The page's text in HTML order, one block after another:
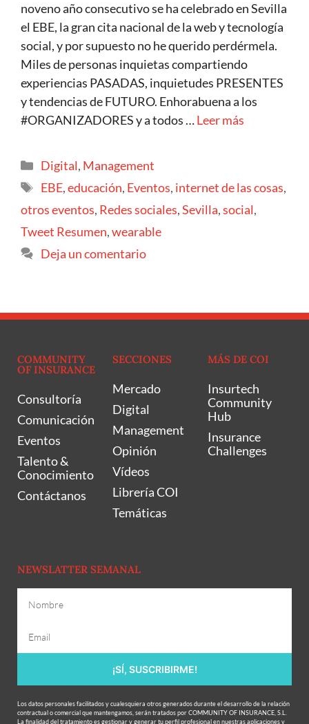
noveno año consecutivo se ha celebrado en Sevilla
el EBE, la gran cita nacional de la web y tecnología
social, y por supuesto no he querido perdérmela.
Miles de personas inquietas compartiendo
experiencias PASADAS, inquietudes PRESENTES
y tendencias de FUTURO. Enhorabuena a los
#ORGANIZADORES y a todos …Leer más
Digital, Management
EBE,educación, Eventos, internet de las cosas,
otros eventos, Redes sociales,Sevilla,social,
Tweet Resumen,wearable
Deja un comentario
COMMUNITY
OF INSURANCE
Consultoría
Comunicación
Eventos
Talento &
Conocimiento
Contáctanos
SECCIONES
Mercado
Digital
Management
Opinión
Vídeos
Librería COI
Temáticas
MÁS DE COI
Insurtech
Community
Hub
Insurance
Challenges
NEWSLATTER SEMANAL
¡SÍ, SUSCRIBIRME!
Los datos personales facilitados y cualesquiera otros generados durante el desarrollo de la relación
contractual o comercial que mantengamos, serán tratados por COMMUNITY OF INSURANCE, S.L.
La finalidad del tratamiento es gestionar y generar tu perfil profesional en nuestras aplicaciones y